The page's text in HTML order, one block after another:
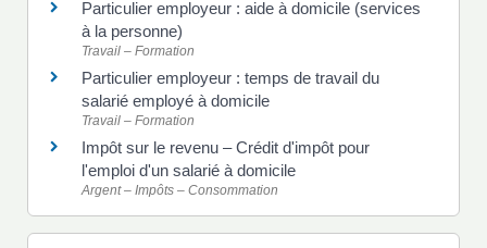
Particulier employeur : aide à domicile (services
à la personne)
Travail – Formation
Particulier employeur : temps de travail du
salarié employé à domicile
Travail – Formation
Impôt sur le revenu – Crédit d'impôt pour
l'emploi d'un salarié à domicile
Argent – Impôts – Consommation